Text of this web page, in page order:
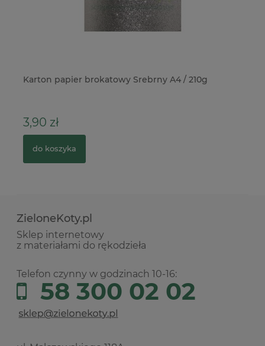
Karton papier brokatowy Srebrny A4 / 210g
3,90 zł
do koszyka
ZieloneKoty.pl
Sklep internetowy
z materiałami do rękodzieła
Telefon czynny w godzinach 10-16:
58 300 02 02